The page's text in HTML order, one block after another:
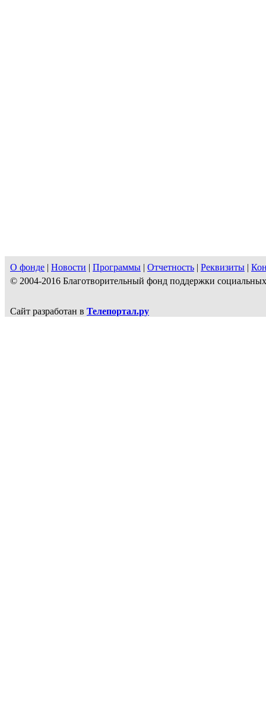
О фонде | Новости | Программы | Отчетность | Реквизиты |
© 2004-2016 Благотворительный фонд поддержки
Сайт разработан в Телепортал.ру